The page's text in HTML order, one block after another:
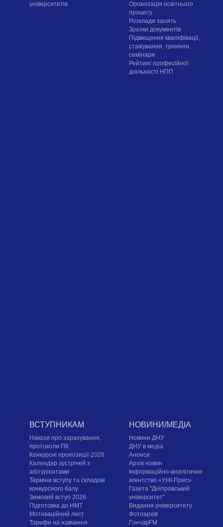
університетів
Організація освітнього
процесу
Розклади занять
Зразки документів
Підвищення кваліфікації,
стажування, тренінги,
семінари
Рейтинг професійної
діяльності НПП
ВСТУПНИКАМ
Накази про зарахування,
протоколи ПК
Конкурсні пропозиції-2026
Календар зустрічей з
абітурієнтами
Терміни вступу та складові
конкурсного балу
Зимовий вступ 2026
Підготовка до НМТ
Мотиваційний лист
Тарифи на навчання
НОВИНИ/МЕДІА
Новини ДНУ
ДНУ в медіа
Анонси
Архів новин
Інформаційно-аналітичне
агентство «УНІ-Прес»
Газета "Дніпровський
університет"
Видання університету
Фотоархів
ГончарFM